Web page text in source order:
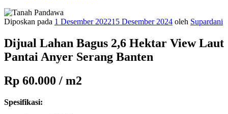
Diposkan pada 1 Desember 202215 Desember 2024 oleh Supardani
Dijual Lahan Bagus 2,6 Hektar View Laut
Pantai Anyer Serang Banten
Rp 60.000 / m2
Spesifikasi: